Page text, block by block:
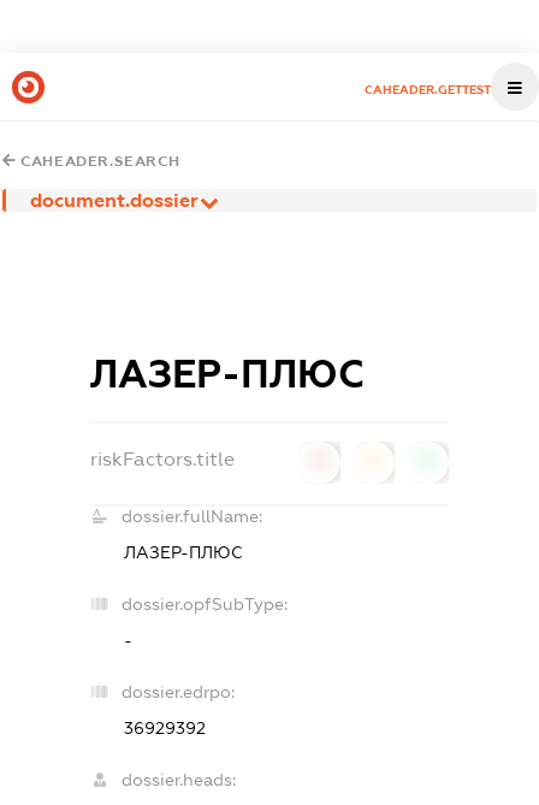
CAHEADER.GETTEST
CAHEADER.SEARCH
document.dossier
ЛАЗЕР-ПЛЮС
riskFactors.title
dossier.fullName:
ЛАЗЕР-ПЛЮС
dossier.opfSubType:
-
dossier.edrpo:
36929392
dossier.heads: